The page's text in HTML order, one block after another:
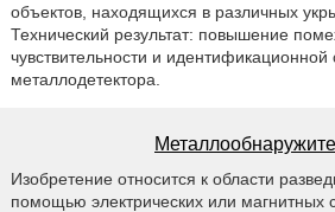
объектов, находящихся в различных
Технический результат: повышение
чувствительности и идентификационной
металлодетектора.
Изобретение относится к области
помощью электрических или магнитных